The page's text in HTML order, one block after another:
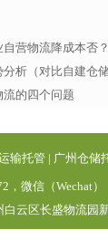
营物流降成本否
析（对比自建仓
的四个问题
输托管 | 广州仓储
，微信（Wechat
云区长盛物流园